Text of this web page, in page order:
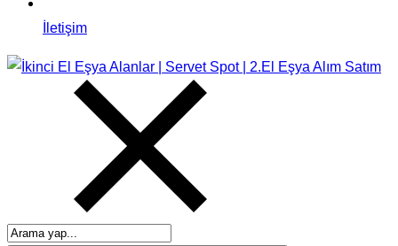
İletişim